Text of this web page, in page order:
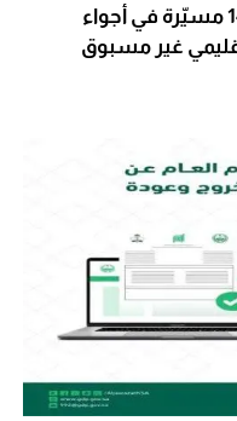
عاجل: الدفاع السعودية تعترض 14 مسيّرة في أجواء
غير مسبوق